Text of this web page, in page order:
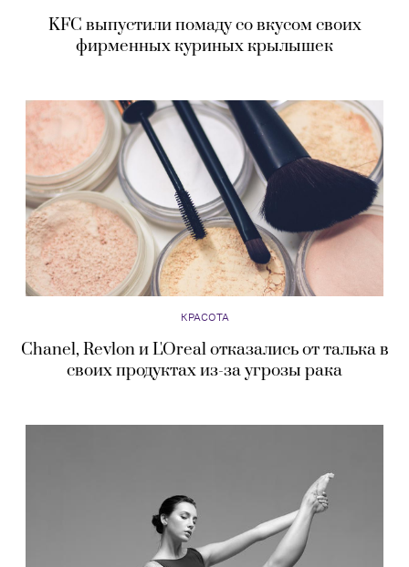
KFC выпустили помаду со вкусом своих
фирменных куриных крылышек
КРАСОТА
Chanel, Revlon и L'Oreal отказались от талька в
своих продуктах из-за угрозы рака